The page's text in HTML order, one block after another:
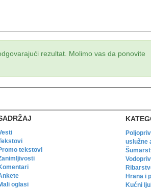
rezultat. Molimo vas da ponovite
tekstovi
oglasi
uslužne
Hrana i
Kućni